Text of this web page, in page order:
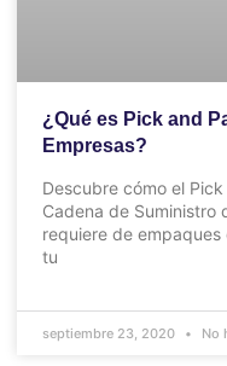
¿Qué es Pick and
Empresas?
Descubre cómo el
Cadena de Suministro
requiere de
tu
septiembre 23, 2020 No